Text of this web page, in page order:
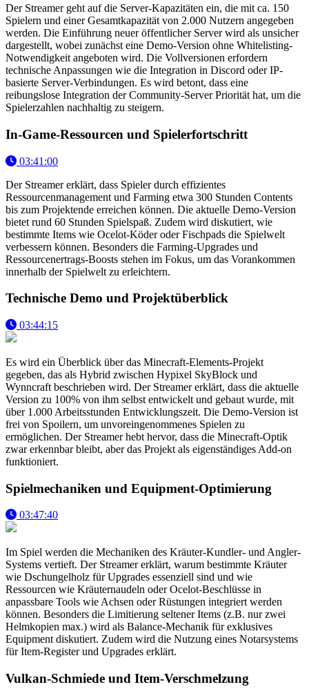
Der Streamer geht auf die Server-Kapazitäten ein, die mit ca. 150
Spielern und einer Gesamtkapazität von 2.000 Nutzern angegeben
werden. Die Einführung neuer öffentlicher Server wird als unsicher
dargestellt, wobei zunächst eine Demo-Version ohne Whitelisting-
Notwendigkeit angeboten wird. Die Vollversionen erfordern
technische Anpassungen wie die Integration in Discord oder IP-
basierte Server-Verbindungen. Es wird betont, dass eine
reibungslose Integration der Community-Server Priorität hat, um die
Spielerzahlen nachhaltig zu steigern.
In-Game-Ressourcen und Spielerfortschritt
03:41:00
Der Streamer erklärt, dass Spieler durch effizientes
Ressourcenmanagement und Farming etwa 300 Stunden Contents
bis zum Projektende erreichen können. Die aktuelle Demo-Version
bietet rund 60 Stunden Spielspaß. Zudem wird diskutiert, wie
bestimmte Items wie Ocelot-Köder oder Fischpads die Spielwelt
verbessern können. Besonders die Farming-Upgrades und
Ressourcenertrags-Boosts stehen im Fokus, um das Vorankommen
innerhalb der Spielwelt zu erleichtern.
Technische Demo und Projektüberblick
03:44:15
Es wird ein Überblick über das Minecraft-Elements-Projekt
gegeben, das als Hybrid zwischen Hypixel SkyBlock und
Wynncraft beschrieben wird. Der Streamer erklärt, dass die aktuelle
Version zu 100% von ihm selbst entwickelt und gebaut wurde, mit
über 1.000 Arbeitsstunden Entwicklungszeit. Die Demo-Version ist
frei von Spoilern, um unvoreingenommenes Spielen zu
ermöglichen. Der Streamer hebt hervor, dass die Minecraft-Optik
zwar erkennbar bleibt, aber das Projekt als eigenständiges Add-on
funktioniert.
Spielmechaniken und Equipment-Optimierung
03:47:40
Im Spiel werden die Mechaniken des Kräuter-Kundler- und Angler-
Systems vertieft. Der Streamer erklärt, warum bestimmte Kräuter
wie Dschungelholz für Upgrades essenziell sind und wie
Ressourcen wie Kräuternaudeln oder Ocelot-Beschlüsse in
anpassbare Tools wie Achsen oder Rüstungen integriert werden
können. Besonders die Limitierung seltener Items (z.B. nur zwei
Helmkopien max.) wird als Balance-Mechanik für exklusives
Equipment diskutiert. Zudem wird die Nutzung eines Notarsystems
für Item-Register und Upgrades erklärt.
Vulkan-Schmiede und Item-Verschmelzung